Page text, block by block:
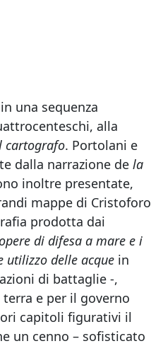
una sequenza
alla
cartografo. Portolani e
dalla narrazione de la
inoltre presentate,
mappe di Cristoforo
prodotta dai
di difesa a mare e i
utilizzo delle acque in
di battaglie -,
e per il governo
capitoli figurativi il
un cenno – sofisticato